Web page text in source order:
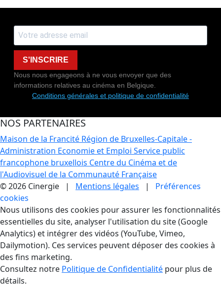
S'INSCRIRE
Nous nous engageons à ne vous envoyer que des
informations relatives au cinéma en Belgique.
Conditions générales et politique de confidentialité
NOS PARTENAIRES
Maison de la Francité Région de Bruxelles-Capitale -
Administration Economie et Emploi Service public
francophone bruxellois Centre du Cinéma et de
l'Audiovisuel de la Communauté Française
© 2026 Cinergie | Mentions légales | Préférences
cookies
Gestion des Cookies
Nous utilisons des cookies pour assurer les fonctionnalités
essentielles du site, analyser l'utilisation du site (Google
Analytics) et intégrer des vidéos (YouTube, Vimeo,
Dailymotion). Ces services peuvent déposer des cookies à
des fins marketing.
Consultez notre Politique de Confidentialité pour plus de
détails.